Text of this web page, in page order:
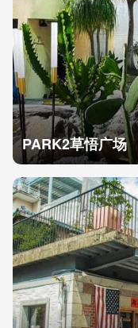
PARK2草悟广场